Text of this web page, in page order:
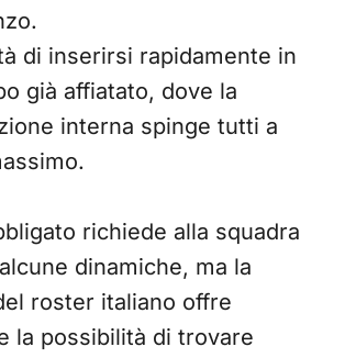
di inserirsi rapidamente in
già affiatato, dove la
interna spinge tutti a
richiede alla squadra
dinamiche, ma la
roster italiano offre
la possibilità di trovare